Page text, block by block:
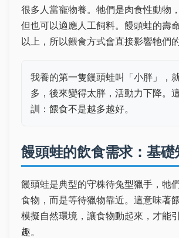
很多人當寵物養。牠們是肉食性動物
但也可以適應人工飼料。饅頭蛙的壽
以上，所以餵食方式會直接影響牠們的
我養的第一隻饅頭蛙叫「小胖」，
多，後來變得太胖，活動力下降。
訓：餵食不是越多越好。
饅頭蛙的飲食需求：基礎
饅頭蛙是典型的守株待兔型獵手，牠
食物，而是等待獵物靠近。這意味著
模擬自然環境，讓食物動起來，才能
趣。